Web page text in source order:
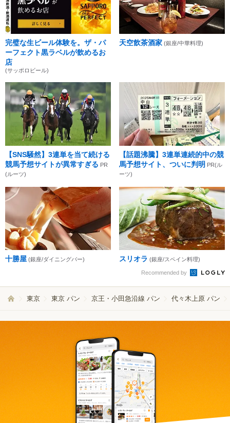
完璧な生ビール体験を。ザ・パ
ーフェクト黒ラベルが飲めるお
店
(サッポロビール)
天空飲茶酒家 (銀座/中華料理)
【SNS騒然】3連単を当て続ける
競馬予想サイトが異常すぎる PR
(ルーツ)
【話題沸騰】3連単連続的中の競
馬予想サイト、ついに判明 PR(ル
ーツ)
十勝屋 (銀座/ダイニングバー) スリオラ (銀座/スペイン料理)
Recommended by
東京 東京 パン 京王・小田急沿線 パン 代々木上原 パン